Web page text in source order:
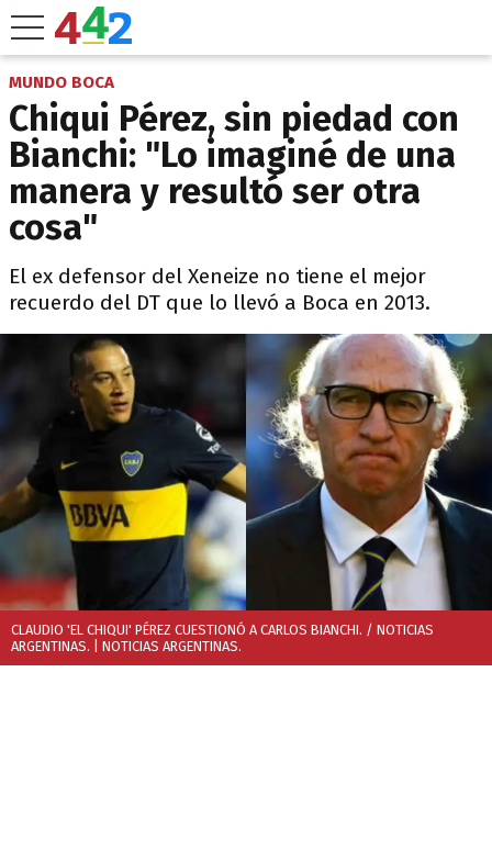
MUNDO BOCA
Chiqui Pérez, sin piedad con
Bianchi: "Lo imaginé de una
manera y resultó ser otra
cosa"
El ex defensor del Xeneize no tiene el mejor
recuerdo del DT que lo llevó a Boca en 2013.
CLAUDIO 'EL CHIQUI' PÉREZ CUESTIONÓ A CARLOS BIANCHI. / NOTICIAS
ARGENTINAS. | NOTICIAS ARGENTINAS.